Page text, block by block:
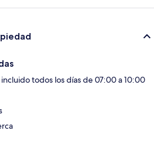
todos los días de 07:00 a 10:00